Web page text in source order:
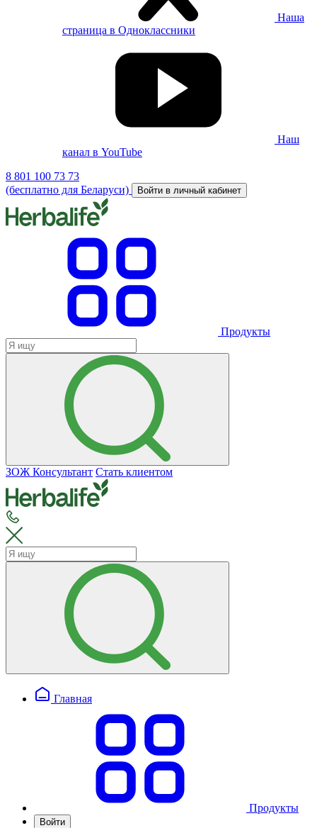
Наша
страница в Одноклассники
Наш
канал в YouTube
8 801 100 73 73
(бесплатно для Беларуси)
Войти в личный кабинет
Продукты
ЗОЖ Консультант Стать клиентом
Главная
Продукты
Войти